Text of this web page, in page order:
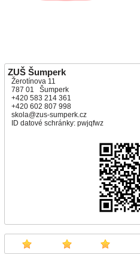
ZUŠ Šumperk
Žerotínova 11
787 01 Šumperk
+420 583 214 361
+420 602 807 998
skola@zus-sumperk.cz
ID datové schránky: pwjqfwz